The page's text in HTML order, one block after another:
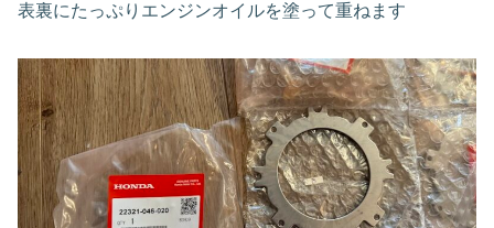
表裏にたっぷりエンジンオイルを塗って重ねます